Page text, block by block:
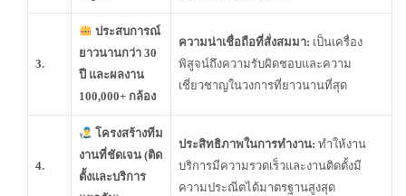
3.
ประสบการณ์
ยาวนานกว่า 30
ปี และผลงาน
100,000+ กล้อง
ความน่าเชื่อถือที่สั่งสมมา: เป็นเครื่อง
พิสูจน์ถึงความรับผิดชอบและความ
เชี่ยวชาญในวงการที่ยาวนานที่สุด
4.
โครงสร้างทีม
งานที่ชัดเจน (ติด
ตั้งและบริการ
ประสิทธิภาพในการทำงาน: ทำให้งาน
บริการมีความรวดเร็วและงานติดตั้งมี
ความประณีตได้มาตรฐานสูงสุด